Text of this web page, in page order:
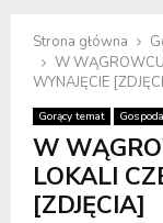
Strona główna
W
WYNAJĘCIE
Gorący temat
W
LOKALI
[ZDJĘCIA]